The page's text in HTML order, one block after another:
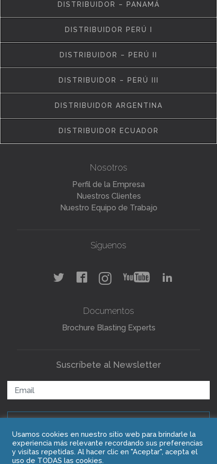
DISTRIBUIDOR – PANAMÁ
DISTRIBUIDOR PERÚ I
DISTRIBUIDOR – PERÚ II
DISTRIBUIDOR – PERÚ III
DISTRIBUIDOR ARGENTINA
DISTRIBUIDOR ECUADOR
Nosotros
Perfil de la Empresa
Nuestros Clientes
Nuestro Equipo de Trabajo
Síguenos
Documentos
Brochure Blasting Experts
Suscríbete al Newsletter
Copyright © 2021 Blasting Experts
Usamos cookies en nuestro sitio web para brindarle la
experiencia más relevante recordando sus preferencias
y visitas repetidas. Al hacer clic en "Aceptar", acepta el
uso de TODAS las cookies.